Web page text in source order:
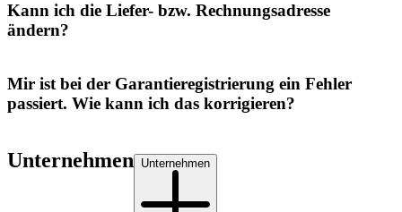
Kann ich die Liefer- bzw. Rechnungsadresse
ändern?
Mir ist bei der Garantieregistrierung ein Fehler
passiert. Wie kann ich das korrigieren?
Unternehmen Unternehmen